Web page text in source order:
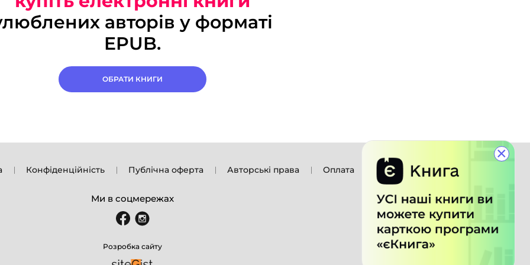
×
авторів у форматі
EPUB.
ОБРАТИ КНИГИ
Конфіденційність Публічна оферта Авторські права Оплата
Ми в соцмережах
Розробка сайту